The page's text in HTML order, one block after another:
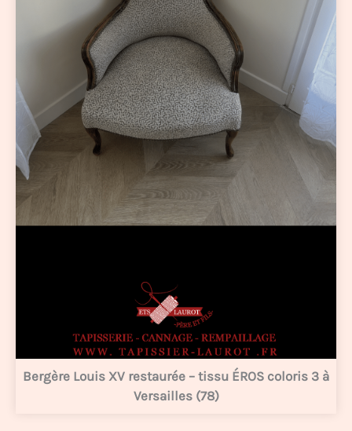
Bergère Louis XV restaurée – tissu ÉROS coloris 3 à
Versailles (78)